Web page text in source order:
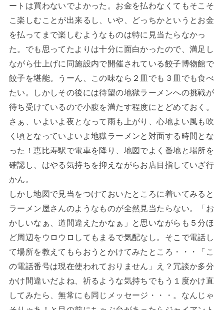
ートは買わないでよかった。お金を払わなくてもそこそ
こ楽しむことが出来るし、いや、どっちかというとお金
を払ってまで楽しむようなものは特に見当たらなかっ
た。でも思ってたよりは十分に面白かったので、満足し
ながら仕上げに同施設内で開催されている餃子博物館で
餃子を堪能。うーん、この味なら２皿でも３皿でも食べ
たい。しかしその後には待望の地獄ラーメンへの挑戦が
待ち受けているので小腹を満たす程度にとどめておく。
さぁ、いよいよ夜となって雨も上がり、心地よい風も吹
く頃となっていよいよ地獄ラーメンと対面する時間とな
った！恵比寿駅で電車を降り、地図でよく番地と場所を
確認し、はやる気持ちを抑えながらお店目指していざ行
かん。
しかし地図で見当をつけておいたところに着いてみると
ラーメン屋さんのようなものが全然見当たらない。「お
かしいなぁ、道間違えたかなぁ」と思いながらも５分ほ
ど周辺をウロウロしてもまるで気配なし。そこで電話し
て場所を教えてもらおうとかけてみたところ・・・「こ
の電話番号は現在使われておりません」え？冗談か多分
かけ間違いだよね、祈るような気持ちでもう１度かけ直
してみたら、無常にも同じメッセージ・・・。なんじゃ